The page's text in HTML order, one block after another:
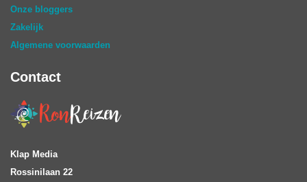
Onze bloggers
Zakelijk
Algemene voorwaarden
Contact
Klap Media
Rossinilaan 22